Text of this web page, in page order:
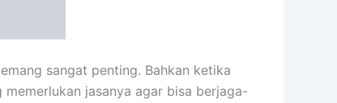
sangat penting. Bahkan ketika
jasanya agar bisa berjaga-